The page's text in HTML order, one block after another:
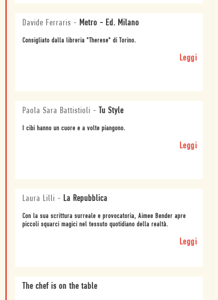
Davide Ferraris - Metro - Ed. Milano
Consigliato dalla libreria "Therese" di Torino.
Leggi
Paola Sara Battistioli - Tu Style
I cibi hanno un cuore e a volte piangono.
Leggi
Laura Lilli - La Repubblica
Con la sua scrittura surreale e provocatoria, Aimee Bender apre
piccoli squarci magici nel tessuto quotidiano della realtà.
Leggi
The chef is on the table